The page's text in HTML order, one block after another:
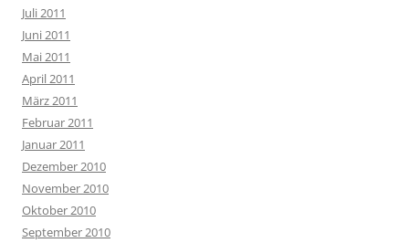
Juli 2011
Juni 2011
Mai 2011
April 2011
März 2011
Februar 2011
Januar 2011
Dezember 2010
November 2010
Oktober 2010
September 2010